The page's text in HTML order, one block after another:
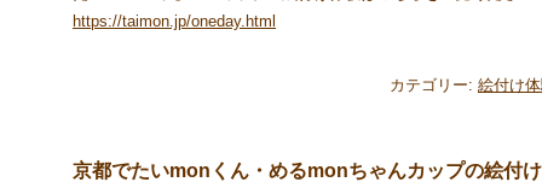
https://taimon.jp/oneday.html
カテゴリー: 絵付け
京都でたいmonくん・めるmonちゃんカップの絵付